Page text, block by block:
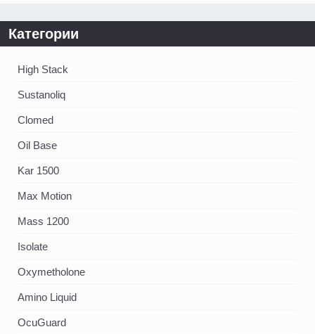
Категории
High Stack
Sustanoliq
Clomed
Oil Base
Kar 1500
Max Motion
Mass 1200
Isolate
Oxymetholone
Amino Liquid
OcuGuard